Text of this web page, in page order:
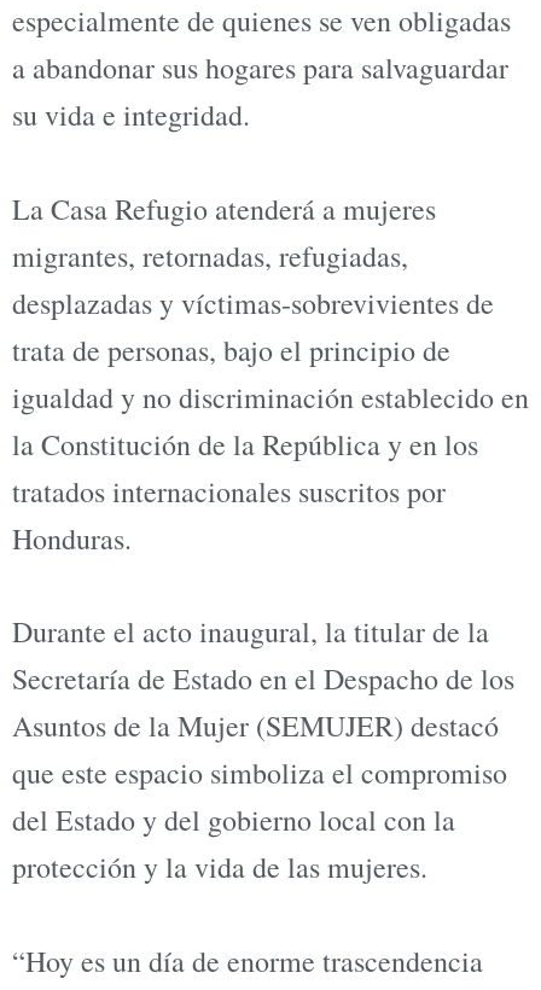
especialmente de quienes se ven obligadas
a abandonar sus hogares para salvaguardar
su vida e integridad.
La Casa Refugio atenderá a mujeres
migrantes, retornadas, refugiadas,
desplazadas y víctimas-sobrevivientes de
trata de personas, bajo el principio de
igualdad y no discriminación establecido en
la Constitución de la República y en los
tratados internacionales suscritos por
Honduras.
Durante el acto inaugural, la titular de la
Secretaría de Estado en el Despacho de los
Asuntos de la Mujer (SEMUJER) destacó
que este espacio simboliza el compromiso
del Estado y del gobierno local con la
protección y la vida de las mujeres.
“Hoy es un día de enorme trascendencia